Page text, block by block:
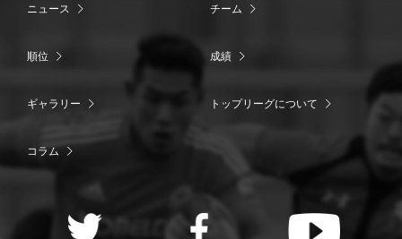
ニュース チーム
順位 成績
ギャラリー トップリーグについて
コラム